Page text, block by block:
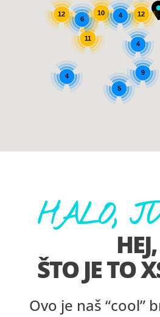
11
6
4
12 10 12
4 9
4
5
HALO,
HEJ,
ŠTO JE TO
Ovo je naš “cool”